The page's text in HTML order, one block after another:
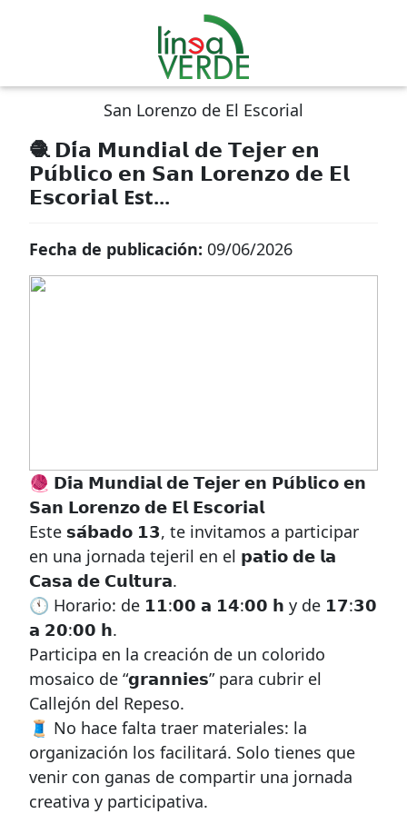
San Lorenzo de El Escorial
🧶 𝗗𝗶́𝗮 𝗠𝘂𝗻𝗱𝗶𝗮𝗹 𝗱𝗲 𝗧𝗲𝗷𝗲𝗿 𝗲𝗻
𝗣𝘂́𝗯𝗹𝗶𝗰𝗼 𝗲𝗻 𝗦𝗮𝗻 𝗟𝗼𝗿𝗲𝗻𝘇𝗼 𝗱𝗲 𝗘𝗹
𝗘𝘀𝗰𝗼𝗿𝗶𝗮𝗹 Est...
Fecha de publicación: 09/06/2026
🧶 𝗗𝗶́𝗮 𝗠𝘂𝗻𝗱𝗶𝗮𝗹 𝗱𝗲 𝗧𝗲𝗷𝗲𝗿 𝗲𝗻 𝗣𝘂́𝗯𝗹𝗶𝗰𝗼 𝗲𝗻
𝗦𝗮𝗻 𝗟𝗼𝗿𝗲𝗻𝘇𝗼 𝗱𝗲 𝗘𝗹 𝗘𝘀𝗰𝗼𝗿𝗶𝗮𝗹
Este 𝘀𝗮́𝗯𝗮𝗱𝗼 𝟭𝟯, te invitamos a participar
en una jornada tejeril en el 𝗽𝗮𝘁𝗶𝗼 𝗱𝗲 𝗹𝗮
𝗖𝗮𝘀𝗮 𝗱𝗲 𝗖𝘂𝗹𝘁𝘂𝗿𝗮.
🕚 Horario: de 𝟭𝟭:𝟬𝟬 𝗮 𝟭𝟰:𝟬𝟬 𝗵 y de 𝟭𝟳:𝟯𝟬
𝗮 𝟮𝟬:𝟬𝟬 𝗵.
Participa en la creación de un colorido
mosaico de “𝗴𝗿𝗮𝗻𝗻𝗶𝗲𝘀” para cubrir el
Callejón del Repeso.
🧵 No hace falta traer materiales: la
organización los facilitará. Solo tienes que
venir con ganas de compartir una jornada
creativa y participativa.